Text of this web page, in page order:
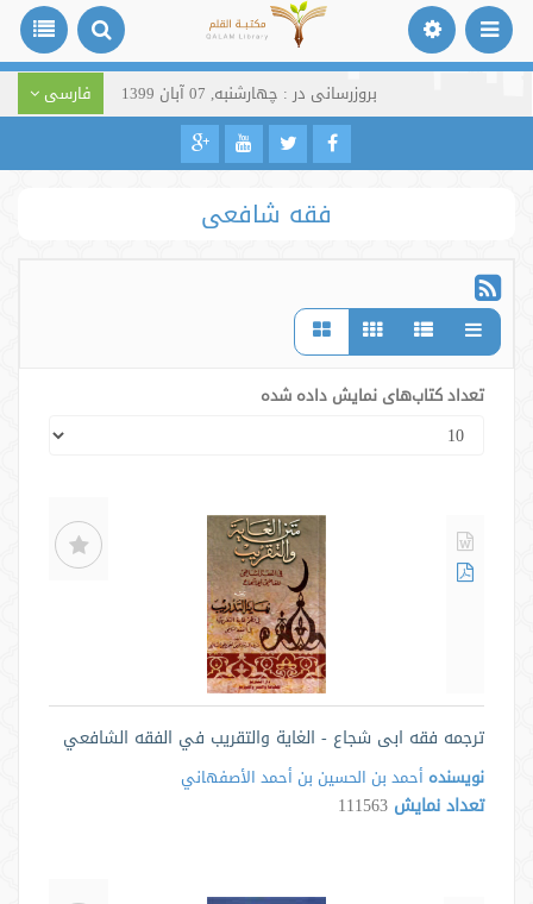
بروزرسانی در : چهارشنبه, 07 آبان 1399 فارسی
فقه شافعی
تعداد کتاب‌های نمایش داده شده
ترجمه فقه ابی شجاع - الغاية والتقريب في الفقه الشافعي
نویسنده أحمد بن الحسين بن أحمد الأصفهاني
تعداد نمایش 111563